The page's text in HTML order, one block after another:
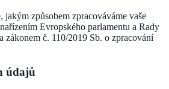
jakým způsobem zpracováváme vaše
Evropského parlamentu a Rady
č. 110/2019 Sb. o zpracování
údajů